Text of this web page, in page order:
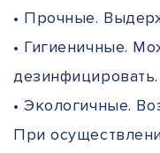
• Прочные.
• Гигиеничные.
дезинфицировать.
• Экологичные.
При